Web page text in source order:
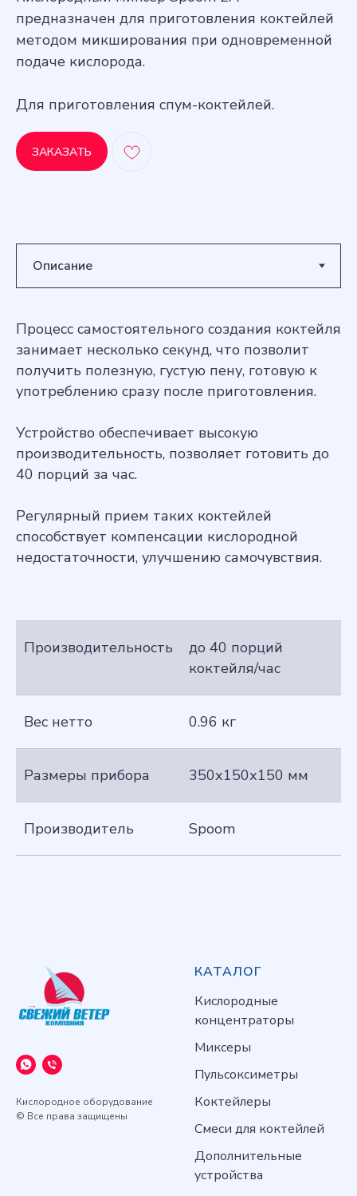
предназначен для приготовления коктейлей
методом микширования при одновременной
подаче кислорода.
Для приготовления спум-коктейлей.
ЗАКАЗАТЬ
Процесс самостоятельного создания коктейля
занимает несколько секунд, что позволит
получить полезную, густую пену, готовую к
употреблению сразу после приготовления.
Устройство обеспечивает высокую
производительность, позволяет готовить до
40 порций за час.
Регулярный прием таких коктейлей
способствует компенсации кислородной
недостаточности, улучшению самочувствия.
Производительность
до 40 порций
коктейля/час
Вес нетто 0.96 кг
Размеры прибора 350х150х150 мм
Производитель Spoom
Кислородное оборудование
© Все права защищены
КАТАЛОГ
Кислородные
концентраторы
Миксеры
Пульсоксиметры
Коктейлеры
Смеси для коктейлей
Дополнительные
устройства